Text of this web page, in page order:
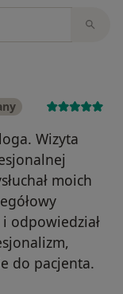
Wizyta
moich
odpowiedział
do pacjenta.